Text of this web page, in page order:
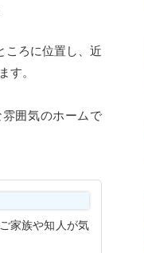
ころに位置し、近
す。
囲気のホームで
家族や知人が気
記事を読む